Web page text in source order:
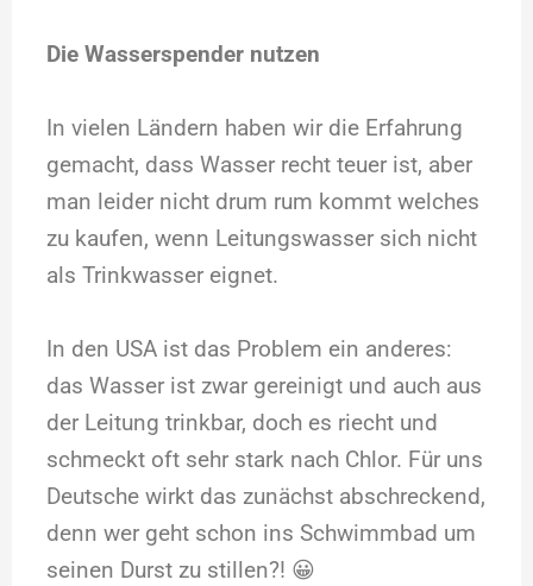
Die Wasserspender nutzen
In vielen Ländern haben wir die Erfahrung
gemacht, dass Wasser recht teuer ist, aber
man leider nicht drum rum kommt welches
zu kaufen, wenn Leitungswasser sich nicht
als Trinkwasser eignet.
In den USA ist das Problem ein anderes:
das Wasser ist zwar gereinigt und auch aus
der Leitung trinkbar, doch es riecht und
schmeckt oft sehr stark nach Chlor. Für uns
Deutsche wirkt das zunächst abschreckend,
denn wer geht schon ins Schwimmbad um
seinen Durst zu stillen?! 😀